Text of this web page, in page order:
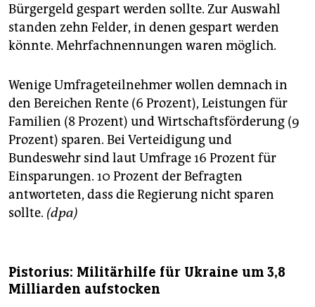
Bürgergeld gespart werden sollte. Zur Auswahl
standen zehn Felder, in denen gespart werden
könnte. Mehrfachnennungen waren möglich.
Wenige Umfrageteilnehmer wollen demnach in
den Bereichen Rente (6 Prozent), Leistungen für
Familien (8 Prozent) und Wirtschaftsförderung (9
Prozent) sparen. Bei Verteidigung und
Bundeswehr sind laut Umfrage 16 Prozent für
Einsparungen. 10 Prozent der Befragten
antworteten, dass die Regierung nicht sparen
sollte. (dpa)
Pistorius: Militärhilfe für Ukraine um 3,8
Milliarden aufstocken